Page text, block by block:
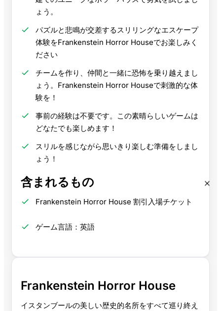
ょう。
パズルと悲鳴が交差するスリリングなエスケープ
体験をFrankenstein Horror Houseでお楽しみく
ださい
チームを作り、仲間と一緒に恐怖を乗り越えまし
ょう。Frankenstein Horror Houseで刺激的な体
験を！
事前の経験は不要です。この素晴らしいゲームは
どなたでも楽しめます！
スリルを感じながら思いきり楽しむ準備をしまし
ょう！
含まれるもの
Frankenstein Horror House 割引入場チケット
ゲーム言語：英語
Frankenstein Horror House
イスタンブールの美しい歴史的名所をすべて巡り終え